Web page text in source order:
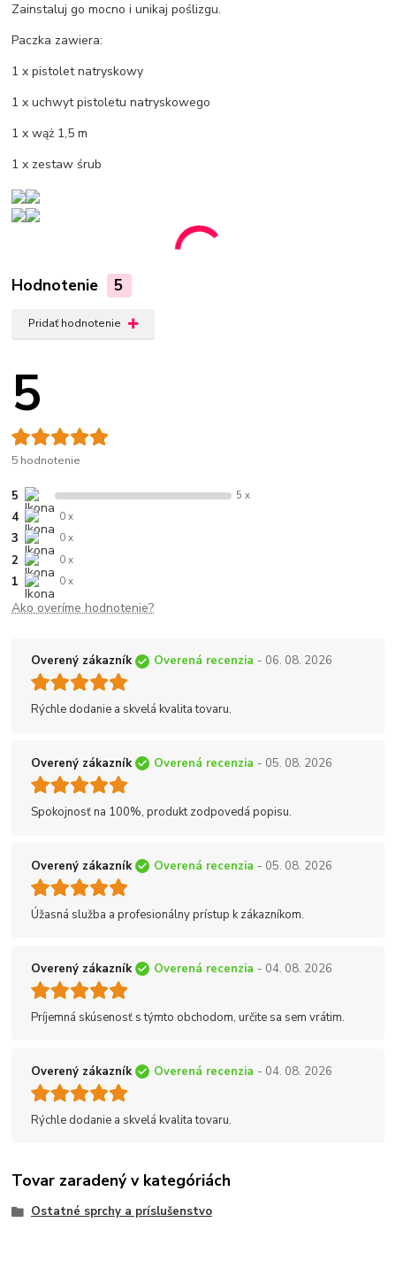
Zainstaluj go mocno i unikaj poślizgu.
Paczka zawiera:
1 x pistolet natryskowy
1 x uchwyt pistoletu natryskowego
1 x wąż 1,5 m
1 x zestaw śrub
Hodnotenie 5
Pridať hodnotenie
5
5 hodnotenie
5 5 x
4 0 x
3 0 x
2 0 x
1 0 x
Ako overíme hodnotenie?
Overený zákazník Overená recenzia - 06. 08. 2026
Rýchle dodanie a skvelá kvalita tovaru.
Overený zákazník Overená recenzia - 05. 08. 2026
Spokojnosť na 100%, produkt zodpovedá popisu.
Overený zákazník Overená recenzia - 05. 08. 2026
Úžasná služba a profesionálny prístup k zákazníkom.
Overený zákazník Overená recenzia - 04. 08. 2026
Príjemná skúsenosť s týmto obchodom, určite sa sem vrátim.
Overený zákazník Overená recenzia - 04. 08. 2026
Rýchle dodanie a skvelá kvalita tovaru.
Tovar zaradený v kategóriách
Ostatné sprchy a príslušenstvo